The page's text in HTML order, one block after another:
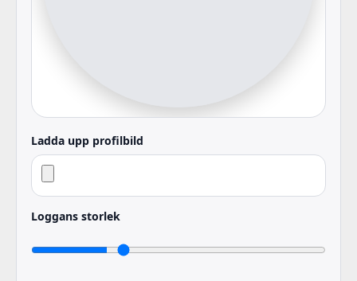
Ladda upp profilbild
Loggans storlek